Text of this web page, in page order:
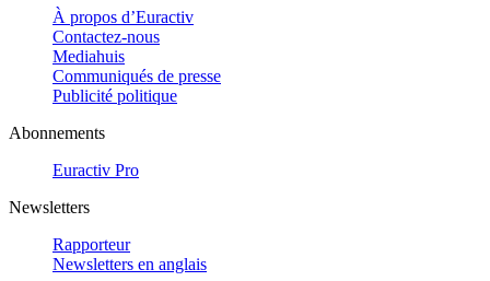
À propos d’Euractiv
Contactez-nous
Mediahuis
Communiqués de presse
Publicité politique
Abonnements
Euractiv Pro
Newsletters
Rapporteur
Newsletters en anglais